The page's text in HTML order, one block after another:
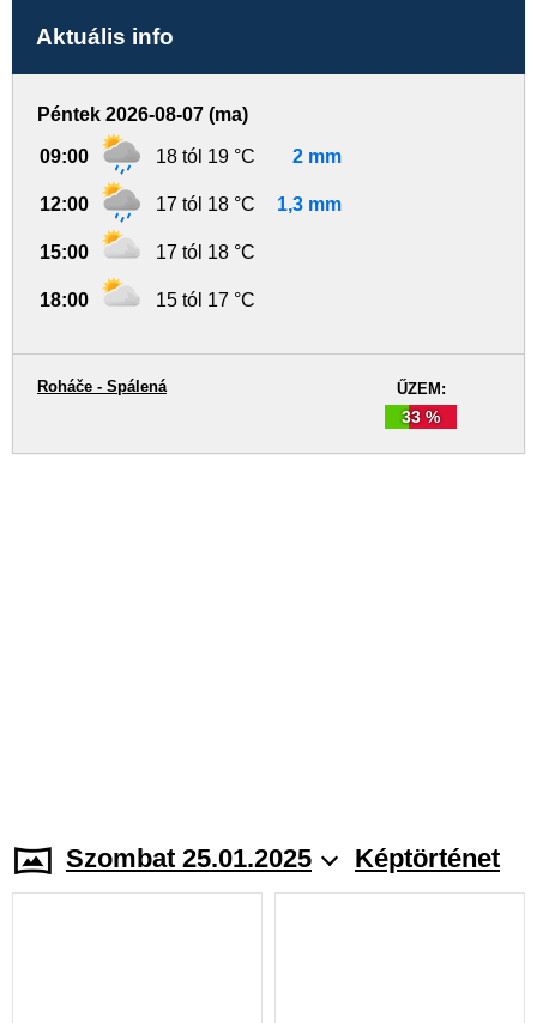
Aktuális info
Péntek 2026-08-07 (ma)
09:00 18 tól 19 °C 2 mm
12:00 17 tól 18 °C 1,3 mm
15:00 17 tól 18 °C
18:00 15 tól 17 °C
ŰZEM:
33 %
Roháče - Spálená
Szombat 25.01.2025 Képtörténet